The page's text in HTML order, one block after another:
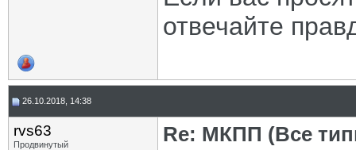
отвечайте
26.10.2018, 14:38
rvs63
Продвинутый Re: МКПП (Все